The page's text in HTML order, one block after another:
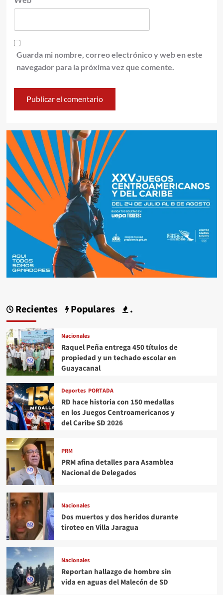
Guarda mi nombre, correo electrónico y web en este
navegador para la próxima vez que comente.
Recientes Populares .
Nacionales
Raquel Peña entrega 450 títulos de
propiedad y un techado escolar en
Guayacanal
Deportes PORTADA
RD hace historia con 150 medallas
en los Juegos Centroamericanos y
del Caribe SD 2026
PRM
PRM afina detalles para Asamblea
Nacional de Delegados
Nacionales
Dos muertos y dos heridos durante
tiroteo en Villa Jaragua
Nacionales
Reportan hallazgo de hombre sin
vida en aguas del Malecón de SD